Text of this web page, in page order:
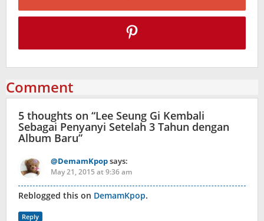
Comment
5 thoughts on “Lee Seung Gi Kembali
Sebagai Penyanyi Setelah 3 Tahun dengan
Album Baru”
@DemamKpopsays:
May 21, 2015 at 9:36 am
Reblogged this on DemamKpop.
Reply